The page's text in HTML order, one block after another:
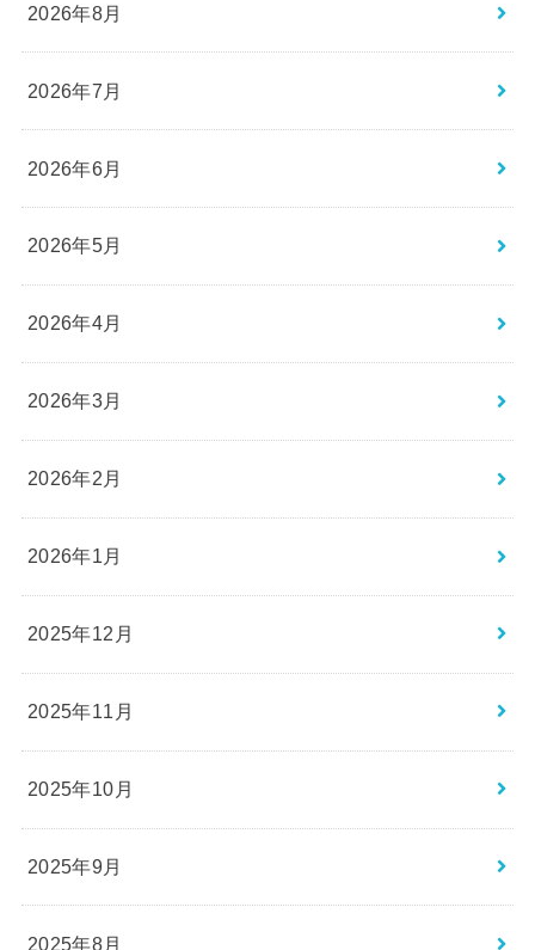
2026年8月
2026年7月
2026年6月
2026年5月
2026年4月
2026年3月
2026年2月
2026年1月
2025年12月
2025年11月
2025年10月
2025年9月
2025年8月